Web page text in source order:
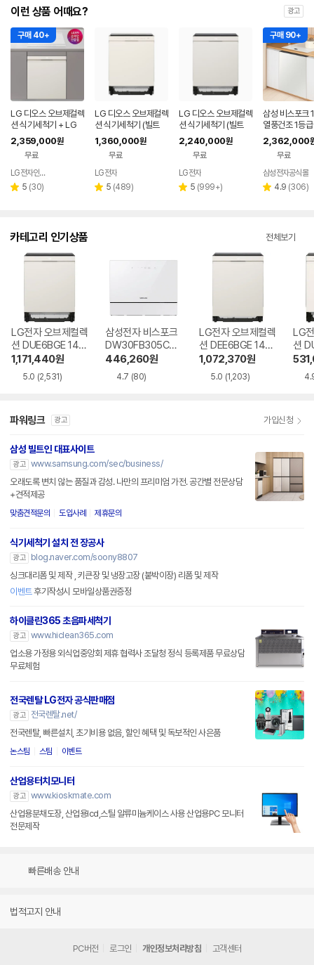
이런 상품 어때요? 광고
구매 40+
LG 디오스 오브제컬렉
션 식기세척기 + LG
디오스 인덕션 빌트인
(DUE6BGL1E + BEI
3QKHLOE / 6BG1E
-QKHE)
2,359,000원
무료
LG전자인증점 신영플러스
별 5 리
(30)
LG 디오스 오브제컬렉
션 식기세척기 (빌트
인/14인용) DUE6BG
L3E
1,360,000원
무료
LG전자
별 5 리
(489)
LG 디오스 오브제컬렉
션 식기세척기 (빌트
인/14인용) DUE6BG
E
2,240,000원
무료
LG전자
별 5 리
(999+)
구매 90+
삼성 비스포크
열풍건조 1등
기세척기+3구
인덕션
2,362,000
무료
삼성전자공식몰
별 4.9 리
(306)
카테고리 인기상품 전체보기
LG전자 오브제컬렉
션 DUE6BGE 14인
용 빌트인
1,171,440원
5.0 (2,531)
삼성전자 비스포크
DW30FB305CW
0 6인용 카운터탑
446,260원
4.7 (80)
LG전자 오브제컬렉
션 DEE6BGE 14인
용 빌트인
1,072,370원
5.0 (1,203)
LG
션
인용
파워링크 광고 가입신청
삼성 빌트인 대표사이트
광고 www.samsung.com/sec/business/
오래도록 변치 않는 품질과 감성. 나만의 프리미엄 가전. 공간별 전문상담
+견적제공
맞춤견적문의 도입사례 제휴문의
식기세척기 설치 전 장공사
광고
blog.naver.com/soony8807
싱크대리폼 및 제작 , 키큰장 및 냉장고장 (붙박이장) 리폼 및 제작
이벤트후기작성시 모바일상품권증정
하이클린365 초음파세척기
광고 www.hiclean365.com
업소용 가정용 외식업중앙회 제휴 협력사 조달청 정식 등록제품 무료상담
무료체험
전국렌탈 LG전자 공식판매점
광고
전국렌탈.net/
전국렌탈, 빠른설치, 초기비용 없음, 할인 혜택 및 독보적인 사은품
논스팀 스팀 이벤트
산업용터치모니터
광고 www.kioskmate.com
산업용분채도장, 산업용lcd,스틸 알류미늄케이스 사용 산업용PC 모니터
전문제작
빠른배송 안내
법적고지 안내
PC버전 로그인 개인정보처리방침 고객센터